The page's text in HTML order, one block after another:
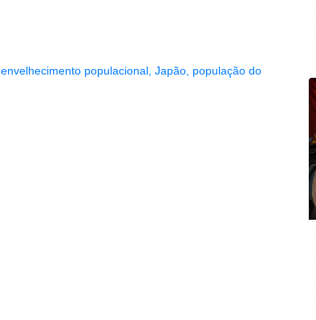
envelhecimento populacional, Japão, população do